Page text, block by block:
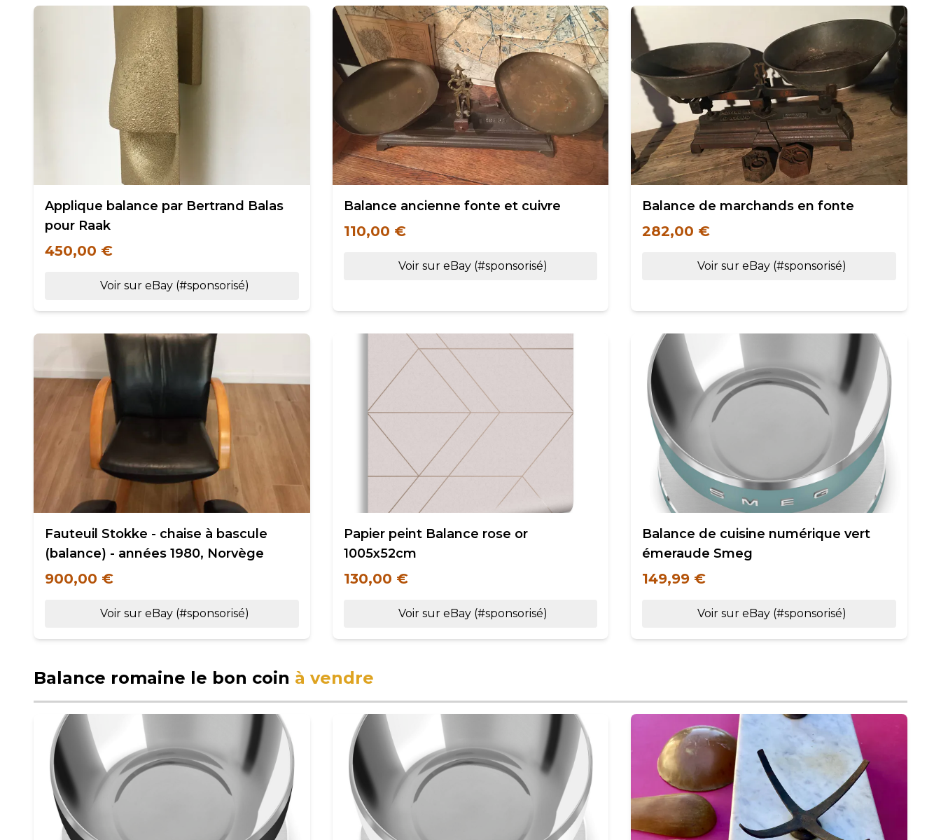
Applique balance par Bertrand Balas
pour Raak
450,00 €
Voir sur eBay (#sponsorisé)
Balance ancienne fonte et cuivre
110,00 €
Voir sur eBay (#sponsorisé)
Balance de marchands en fonte
282,00 €
Voir sur eBay (#sponsorisé)
Fauteuil Stokke - chaise à bascule
(balance) - années 1980, Norvège
900,00 €
Voir sur eBay (#sponsorisé)
Papier peint Balance rose or
1005x52cm
130,00 €
Voir sur eBay (#sponsorisé)
Balance de cuisine numérique vert
émeraude Smeg
149,99 €
Voir sur eBay (#sponsorisé)
Balance romaine le bon coin à vendre